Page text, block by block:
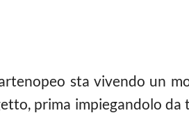
sta vivendo un
prima impiegandolo